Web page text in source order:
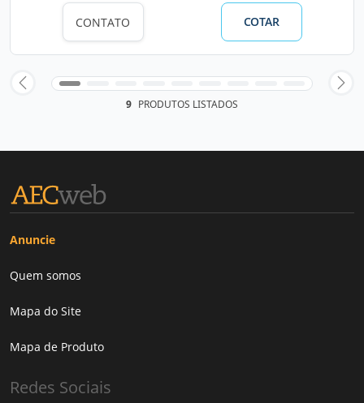
CONTATO COTAR
9 PRODUTOS LISTADOS
Anuncie
Quem somos
Mapa do Site
Mapa de Produto
Redes Sociais